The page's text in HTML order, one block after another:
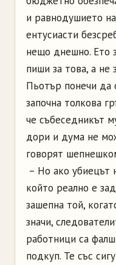
и равнодушието
ентусиасти
нещо днешно. Ето
пиши за това, а не
Пьотър понечи да
започна толкова
че събеседникът
дори и дума не
говорят
– Но ако убиецът
който реално е
зашепна той,
значи,
работници са
подкуп. Те със